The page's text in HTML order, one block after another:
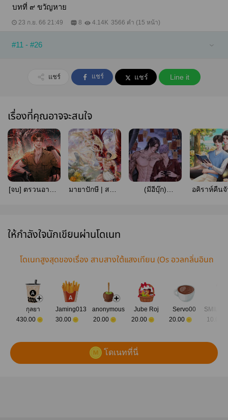
ขึ้นมาอย่างสุดเสียง เมื่อเห็นว่าผู้ที่ถูกแขวนคออยู่ตรง
หน้าคือตนเอง!
บทที่ ๙ ขวัญหาย
23 ก.ย. 66 21:49 8 4.14K 3566 คำ (15 หน้า)
#11 - #26
แชร์ แชร์ แชร์ Line it
เรื่องที่คุณอาจจะสนใจ
[จบ] ตรวนอาสัญ
มายาปักษี | สนพ.
(มีอีบุ๊ก)
อคิราห์คืน
ให้กำลังใจนักเขียนผ่านโดเนท
โดเนทสูงสุดของเรื่อง สาบสางใต้แสงเทียน (Os อวลกลิ่นอินถ
กุลยา
430.00
Jaming013
30.00
anonymous
20.00
Jube Roj
20.00
Servo00
20.00
10.00
โดเนทที่นี่